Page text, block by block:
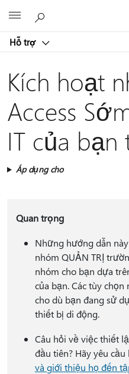
Hỗ trợ
Kích hoạt
Access
IT của
Áp dụng cho
Quan trọng
Những hướng dẫn
nhóm QUẢN TRỊ
nhóm cho bạn dựa
của bạn. Các tùy
cho dù bạn đang sử
thiết bị di động.
Câu hỏi về việc thiết
đầu tiên? Hãy yêu
và giới thiệu họ đến